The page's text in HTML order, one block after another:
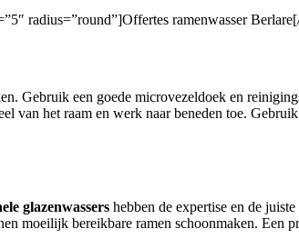
radius=”round”]Offertes ramenwasser
Gebruik een goede microvezeldoek en
van het raam en werk naar beneden toe.
glazenwassers hebben de expertise en de
bereikbare ramen schoonmaken. Een